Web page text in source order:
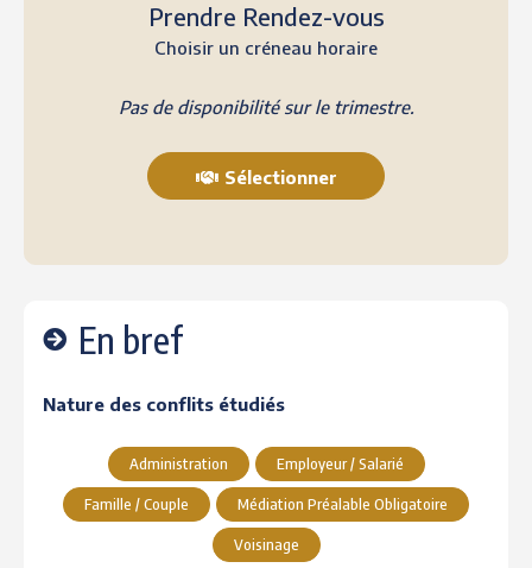
Prendre Rendez-vous
Choisir un créneau horaire
Pas de disponibilité sur le trimestre.
Sélectionner
En bref
Nature des conflits étudiés
Administration Employeur / Salarié
Famille / Couple Médiation Préalable Obligatoire
Voisinage